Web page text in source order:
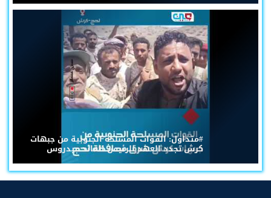
#متداول: القوات المسلحة الجنوبية من جبهات
كرش تجدد العهد للرئيس القائد عيدروس